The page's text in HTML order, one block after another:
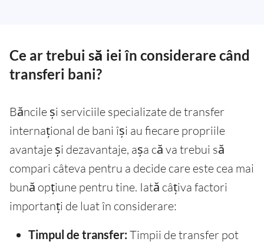
Ce ar trebui să iei în considerare când
transferi bani?
Băncile și serviciile specializate de transfer
internațional de bani își au fiecare propriile
avantaje și dezavantaje, așa că va trebui să
compari câteva pentru a decide care este cea mai
bună opțiune pentru tine. Iată câțiva factori
importanți de luat în considerare:
Timpul de transfer: Timpii de transfer pot